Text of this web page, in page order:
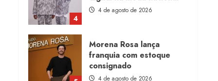
4
4 de agosto de 2026
Morena Rosa lança
franquia com estoque
consignado
4 de agosto de 2026